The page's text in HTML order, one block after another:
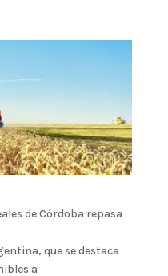
de Córdoba repasa
que se destaca
a